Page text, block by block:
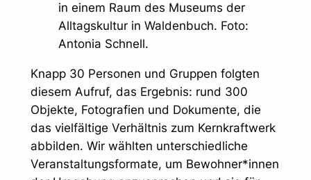
in einem Raum des Museums der
Alltagskultur in Waldenbuch. Foto:
Antonia Schnell.
Knapp 30 Personen und Gruppen folgten
diesem Aufruf, das Ergebnis: rund 300
Objekte, Fotografien und Dokumente, die
das vielfältige Verhältnis zum Kernkraftwerk
abbilden. Wir wählten unterschiedliche
Veranstaltungsformate, um Bewohner*innen